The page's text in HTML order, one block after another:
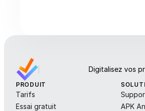
Digitalisez vos
PRODUIT
Tarifs
Essai gratuit
APK